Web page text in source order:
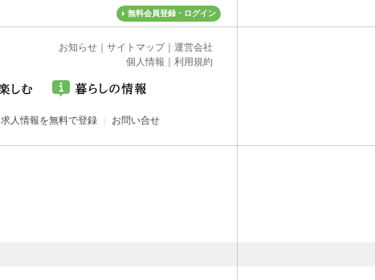
無料会員登録・ログイン
お知らせ サイトマップ｜ 運営会社
個人情報
利用規約
求人情報を無料で登録 お問い合せ